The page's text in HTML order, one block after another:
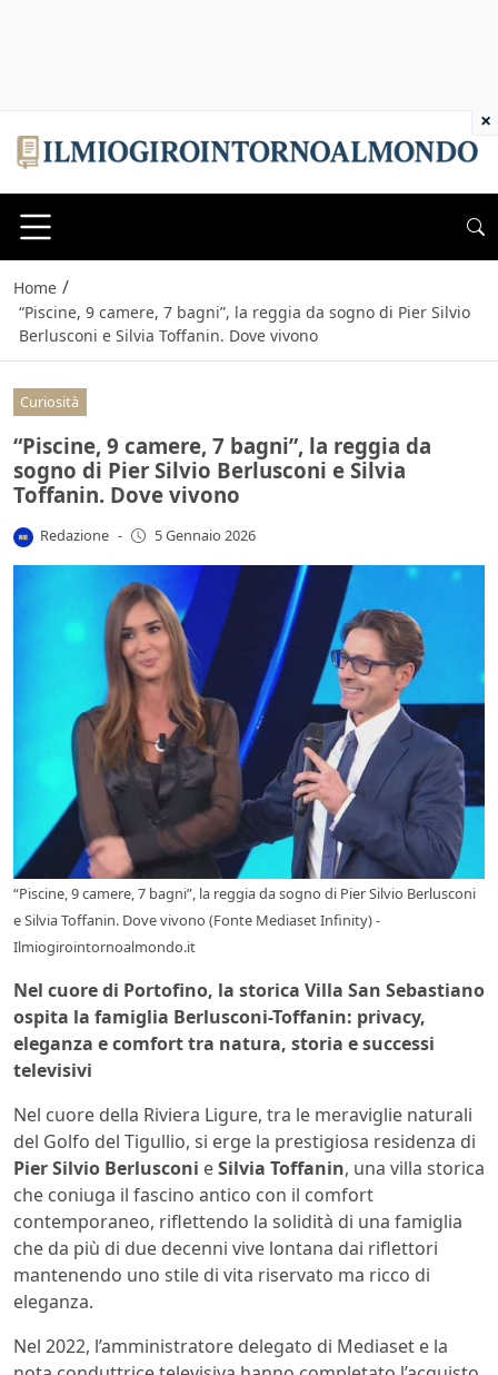
Home /
“Piscine, 9 camere, 7 bagni”, la reggia da sogno di Pier Silvio
Berlusconi e Silvia Toffanin. Dove vivono
Curiosità
“Piscine, 9 camere, 7 bagni”, la reggia da
sogno di Pier Silvio Berlusconi e Silvia
Toffanin. Dove vivono
Redazione - 5 Gennaio 2026
“Piscine, 9 camere, 7 bagni”, la reggia da sogno di Pier Silvio Berlusconi
e Silvia Toffanin. Dove vivono (Fonte Mediaset Infinity) -
Ilmiogirointornoalmondo.it
Nel cuore di Portofino, la storica Villa San Sebastiano
ospita la famiglia Berlusconi-Toffanin: privacy,
eleganza e comfort tra natura, storia e successi
televisivi
Nel cuore della Riviera Ligure, tra le meraviglie naturali
del Golfo del Tigullio, si erge la prestigiosa residenza di
Pier Silvio Berlusconi eSilvia Toffanin, una villa storica
che coniuga il fascino antico con il comfort
contemporaneo, riflettendo la solidità di una famiglia
che da più di due decenni vive lontana dai riflettori
mantenendo uno stile di vita riservato ma ricco di
eleganza.
Nel 2022, l’amministratore delegato di Mediaset e la
×